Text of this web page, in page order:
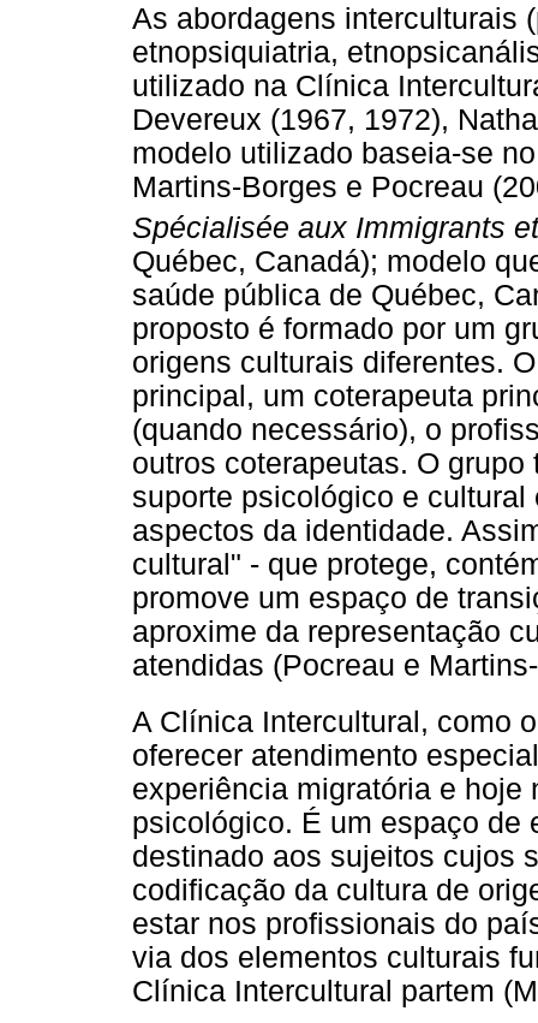
As abordagens interculturais
etnopsiquiatria,
utilizado na Clínica
Devereux (1967, 1972),
modelo utilizado baseia-se
Martins-Borges e Pocreau
Spécialisée aux Immigrants
Québec, Canadá); modelo
saúde pública de Québec,
proposto é formado por um
origens culturais diferentes.
principal, um coterapeuta
(quando necessário), o
outros coterapeutas. O
suporte psicológico e
aspectos da identidade.
cultural" - que protege,
promove um espaço de
aproxime da representação
atendidas (Pocreau e
A Clínica Intercultural, como
oferecer atendimento
experiência migratória e
psicológico. É um espaço de
destinado aos sujeitos cujos
codificação da cultura de
estar nos profissionais do
via dos elementos culturais
Clínica Intercultural partem